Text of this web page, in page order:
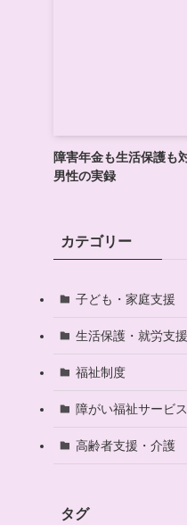
障害年金も生活保護も
男性の実録
カテゴリー
子ども・家庭支援
生活保護・就労支援
福祉制度
障がい福祉サービス
高齢者支援・介護
タグ